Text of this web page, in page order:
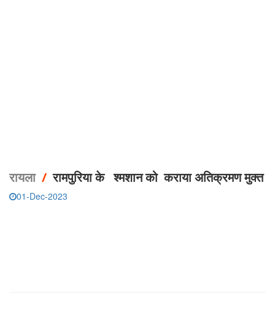
रायला/रामपुरिया के श्मशान को कराया अतिक्रमण मुक्त
01-Dec-2023